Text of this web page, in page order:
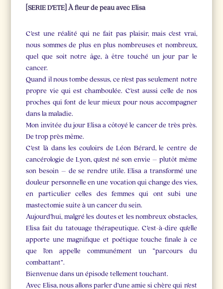
[SERIE D’ETE] À fleur de peau avec Elisa
C’est une réalité qui ne fait pas plaisir, mais c’est vrai,
nous sommes de plus en plus nombreuses et nombreux,
quel que soit notre âge, à être touché un jour par le
cancer.
Quand il nous tombe dessus, ce n’est pas seulement notre
propre vie qui est chamboulée. C’est aussi celle de nos
proches qui font de leur mieux pour nous accompagner
dans la maladie.
Mon invitée du jour Elisa a côtoyé le cancer de très près.
De trop près même.
C’est là dans les couloirs de Léon Bérard, le centre de
cancérologie de Lyon, qu’est né son envie – plutôt même
son besoin – de se rendre utile. Elisa a transformé une
douleur personnelle en une vocation qui change des vies,
en particulier celles des femmes qui ont subi une
mastectomie suite à un cancer du sein.
Aujourd’hui, malgré les doutes et les nombreux obstacles,
Elisa fait du tatouage thérapeutique. C’est-à-dire qu’elle
apporte une magnifique et poétique touche finale à ce
que l’on appelle communément un “parcours du
combattant”.
Bienvenue dans un épisode tellement touchant.
Avec Elisa, nous allons parler d’une amie si chère qui n’est